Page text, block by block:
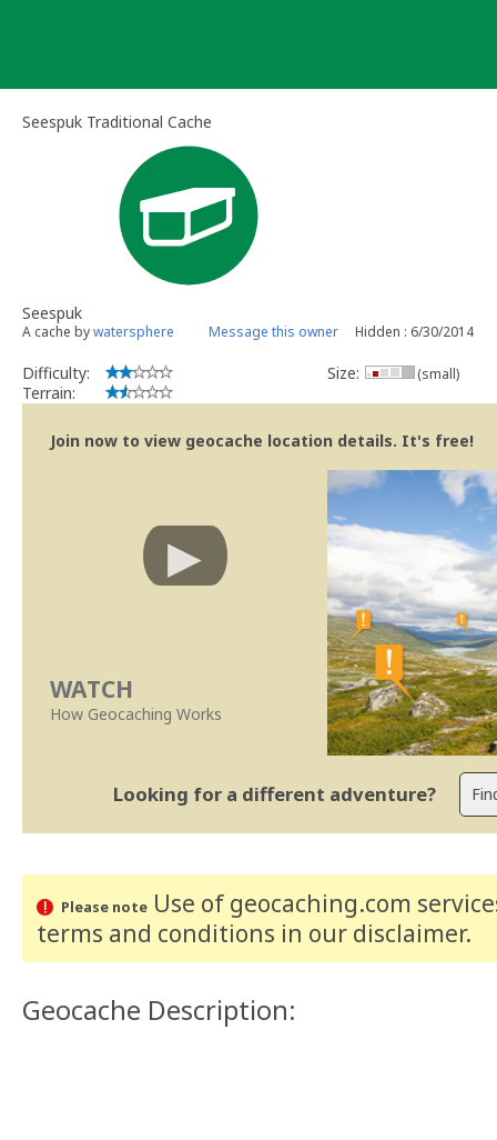
Seespuk Traditional Cache
Seespuk
A cache bywatersphere Message this owner Hidden : 6/30/2014
Difficulty:
Terrain:
Size: (small)
Join now to view geocache location details. It's free!
WATCH
How Geocaching Works
Looking for a different adventure?
Please noteUse of geocaching.com
terms and conditions in our disclaimer.
Geocache Description: